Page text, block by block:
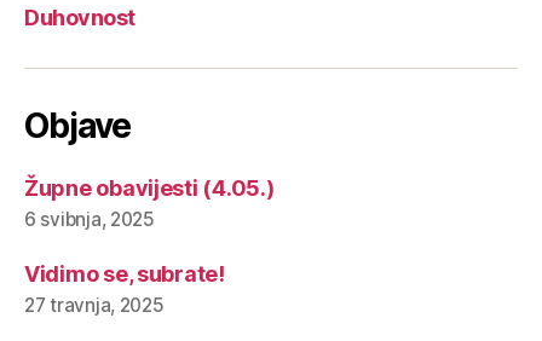
Duhovnost
Objave
Župne obavijesti (4.05.)
6 svibnja, 2025
Vidimo se, subrate!
27 travnja, 2025